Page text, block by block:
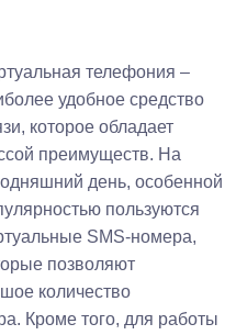
телефония –
удобное средство
которое обладает
преимуществ. На
день, особенной
пользуются
SMS-номера,
позволяют
количество
Кроме того, для работы